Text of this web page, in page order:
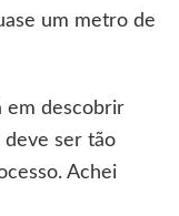
um metro de
em descobrir
deve ser tão
Achei